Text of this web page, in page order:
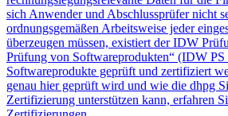
sich Anwender und Abschlussprüfer nicht
ordnungsgemäßen Arbeitsweise jeder
überzeugen müssen, existiert der IDW
Prüfung von Softwareprodukten“ (IDW PS
Softwareprodukte geprüft und zertifiziert
genau hier geprüft wird und wie die dhpg
Zertifizierung unterstützen kann, erfahren